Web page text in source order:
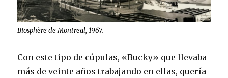
Biosphère de Montreal, 1967.
Con este tipo de cúpulas, «Bucky» que llevaba
más de veinte años trabajando en ellas, quería